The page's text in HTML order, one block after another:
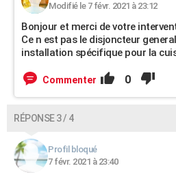
Modifié le 7 févr. 2021 à 23:12
Bonjour et merci de votre
Ce n est pas le disjoncteur
installation spécifique pour la
Commenter 0
RÉPONSE 3 / 4
Profil bloqué
7 févr. 2021 à 23:40